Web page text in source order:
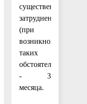
существенно
затруднено
(при
возникновении
таких
обстоятельств)
- 3
месяца.